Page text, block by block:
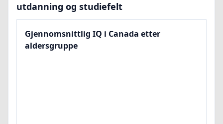
utdanning og studiefelt
Gjennomsnittlig IQ i Canada etter
aldersgruppe